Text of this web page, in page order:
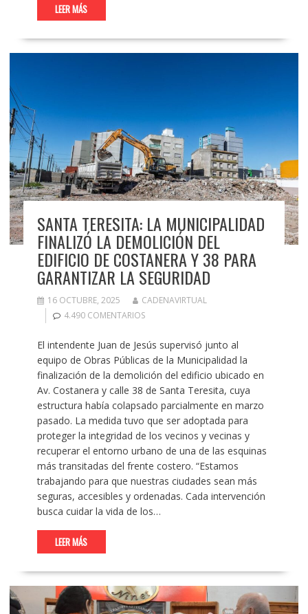
LEER MÁS
SANTA TERESITA: LA MUNICIPALIDAD
FINALIZÓ LA DEMOLICIÓN DEL
EDIFICIO DE COSTANERA Y 38 PARA
GARANTIZAR LA SEGURIDAD
16 OCTUBRE, 2025
CADENAVIRTUAL
4.490 COMENTARIOS
El intendente Juan de Jesús supervisó junto al
equipo de Obras Públicas de la Municipalidad la
finalización de la demolición del edificio ubicado en
Av. Costanera y calle 38 de Santa Teresita, cuya
estructura había colapsado parcialmente en marzo
pasado. La medida tuvo que ser adoptada para
proteger la integridad de los vecinos y vecinas y
recuperar el entorno urbano de una de las esquinas
más transitadas del frente costero. “Estamos
trabajando para que nuestras ciudades sean más
seguras, accesibles y ordenadas. Cada intervención
busca cuidar la vida de los…
LEER MÁS